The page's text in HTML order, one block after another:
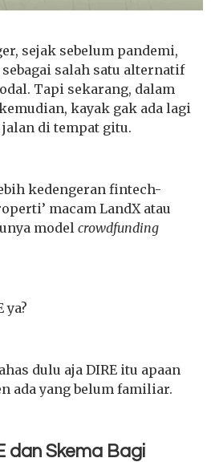
sejak sebelum pandemi,
salah satu alternatif
Tapi sekarang, dalam
kayak gak ada lagi
jalan di tempat gitu.
kedengeran fintech-
macam LandX atau
model crowdfunding
ya?
dulu aja DIRE itu apaan
ada yang belum familiar.
dan Skema Bagi